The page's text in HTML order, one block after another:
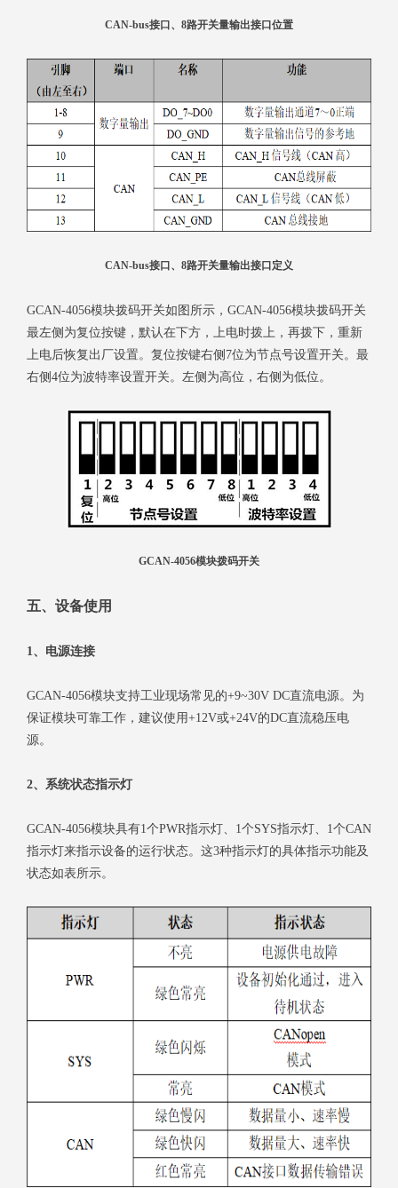
CAN-bus接口、8路开关量输出接口位置
CAN-bus接口、8路开关量输出接口定义
GCAN-4056模块拨码开关如图所示，GCAN-4056模块拨码开关
最左侧为复位按键，默认在下方，上电时拨上，再拨下，重新
上电后恢复出厂设置。复位按键右侧7位为节点号设置开关。最
右侧4位为波特率设置开关。左侧为高位，右侧为低位。
GCAN-4056模块拨码开关
五、设备使用
1、电源连接
GCAN-4056模块支持工业现场常见的+9~30V DC直流电源。为
保证模块可靠工作，建议使用+12V或+24V的DC直流稳压电
源。
2、系统状态指示灯
GCAN-4056模块具有1个PWR指示灯、1个SYS指示灯、1个CAN
指示灯来指示设备的运行状态。这3种指示灯的具体指示功能及
状态如表所示。